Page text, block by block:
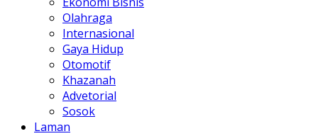
Olahraga
Internasional
Gaya Hidup
Otomotif
Khazanah
Advetorial
Sosok
Laman